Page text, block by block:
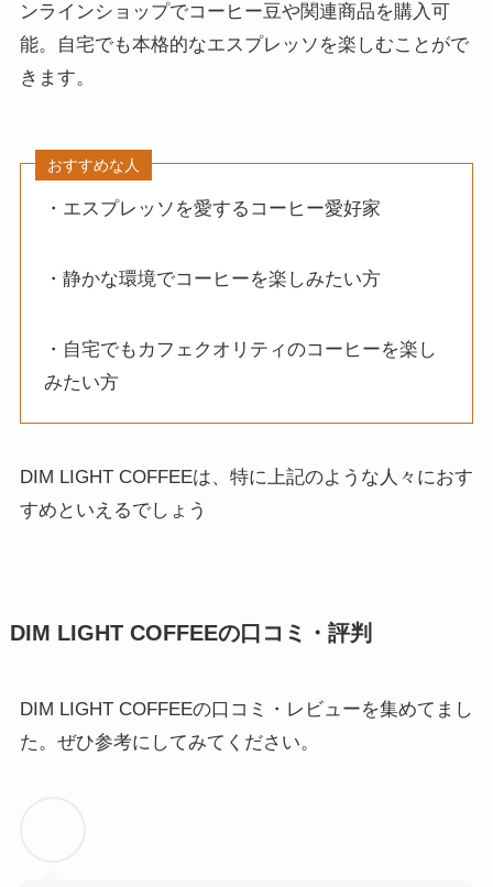
ンラインショップでコーヒー豆や関連商品を購入可
能。自宅でも本格的なエスプレッソを楽しむことがで
きます。
おすすめな人
・エスプレッソを愛するコーヒー愛好家
・静かな環境でコーヒーを楽しみたい方
・自宅でもカフェクオリティのコーヒーを楽し
みたい方
DIM LIGHT COFFEEは、特に上記のような人々におす
すめといえるでしょう
DIM LIGHT COFFEEの口コミ・評判
DIM LIGHT COFFEEの口コミ・レビューを集めてまし
た。ぜひ参考にしてみてください。